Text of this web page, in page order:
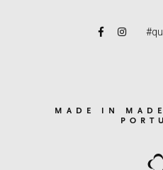
MADE IN